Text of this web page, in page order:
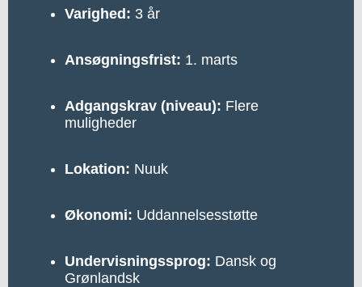
Varighed: 3 år
Ansøgningsfrist: 1. marts
Adgangskrav (niveau): Flere
muligheder
Lokation: Nuuk
Økonomi: Uddannelsesstøtte
Undervisningssprog: Dansk og
Grønlandsk